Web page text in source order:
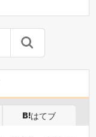
はてブ